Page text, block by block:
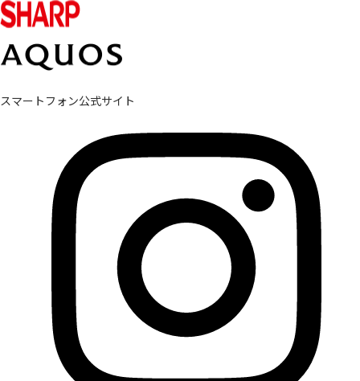
スマートフォン公式サイト